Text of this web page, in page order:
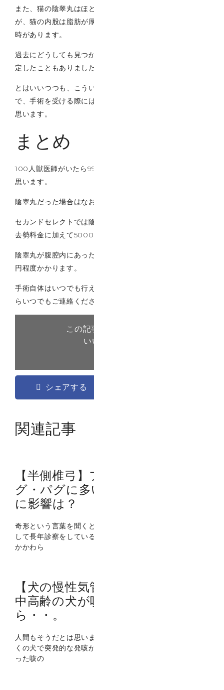
また、猫の陰睾丸はほとんどの場合で鼠経部にあるのです
が、猫の内股は脂肪が厚く、睾丸を探すのはたまに大変な
時があります。
過去にどうしても見つからず、ＣＴ撮影を行って場所を特
定したこともありました。
とはいいつつも、こういったことはまれなケースですの
で、手術を受ける際にはそれほど心配はしなくてもいいと
思います。
まとめ
100人獣医師がいたら99人は去勢はした方がいいと言うと
思います。
陰睾丸だった場合はなおさらです。
セカンドセレクトでは陰睾丸が鼠経の部分であれば通常の
去勢料金に加えて5000円程度のご費用になります。
陰睾丸が腹腔内にあった場合は、通常の料金に加えて2万
円程度かかります。
手術自体はいつでも行えますので、気になることがあった
らいつでもご連絡ください。
この記事が気に入ったら
いいね ! しよう
シェアする
関連記事
【半側椎弓】フレンチブルドッ
グ・パグに多い背骨の奇形。健康
に影響は？
奇形という言葉を聞くと、少しドキッとします。 獣医師と
して長年診察をしていると、まだ年齢が非常に若いのにも
かかわら
【犬の慢性気管支炎】飼っている
中高齢の犬が咳をしていた
ら・・。
人間もそうだとは思いますが、ある程度の年齢になると多
くの犬で突発的な発咳が見られるようになります。 こうい
った咳の